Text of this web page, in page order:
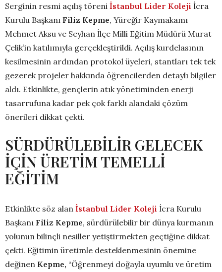
Serginin resmi açılış töreni İstanbul Lider Koleji İcra
Kurulu Başkanı Filiz Kepme, Yüreğir Kaymakamı
Mehmet Aksu ve Seyhan İlçe Milli Eğitim Müdürü Murat
Çelik’in katılımıyla gerçekleştirildi. Açılış kurdelasının
kesilmesinin ardından protokol üyeleri, stantları tek tek
gezerek projeler hakkında öğrencilerden detaylı bilgiler
aldı. Etkinlikte, gençlerin atık yönetiminden enerji
tasarrufuna kadar pek çok farklı alandaki çözüm
önerileri dikkat çekti.
SÜRDÜRÜLEBİLİR GELECEK
İÇİN ÜRETİM TEMELLİ
EĞİTİM
Etkinlikte söz alan İstanbul Lider Koleji İcra Kurulu
Başkanı Filiz Kepme, sürdürülebilir bir dünya kurmanın
yolunun bilinçli nesiller yetiştirmekten geçtiğine dikkat
çekti. Eğitimin üretimle desteklenmesinin önemine
değinen Kepme, “Öğrenmeyi doğayla uyumlu ve üretim